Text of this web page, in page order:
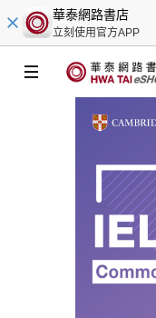
華泰網路書店
立刻使用官方APP